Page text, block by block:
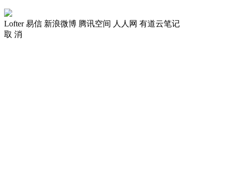
Lofter 易信 新浪微博 腾讯空间 人人网 有道云笔记
取 消